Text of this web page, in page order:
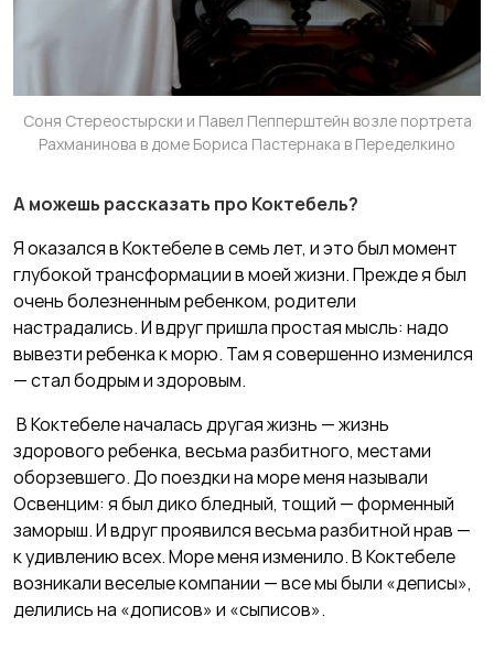
Соня Стереостырски и Павел Пепперштейн возле портрета
Рахманинова в доме Бориса Пастернака в Переделкино
А можешь рассказать про Коктебель?
Я оказался в Коктебеле в семь лет, и это был момент
глубокой трансформации в моей жизни. Прежде я был
очень болезненным ребенком, родители
настрадались. И вдруг пришла простая мысль: надо
вывезти ребенка к морю. Там я совершенно изменился
— стал бодрым и здоровым.
В Коктебеле началась другая жизнь — жизнь
здорового ребенка, весьма разбитного, местами
оборзевшего. До поездки на море меня называли
Освенцим: я был дико бледный, тощий — форменный
заморыш. И вдруг проявился весьма разбитной нрав —
к удивлению всех. Море меня изменило. В Коктебеле
возникали веселые компании — все мы были «деписы»,
делились на «дописов» и «сыписов».